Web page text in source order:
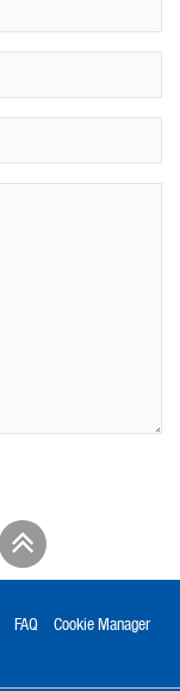
FAQ Cookie Manager